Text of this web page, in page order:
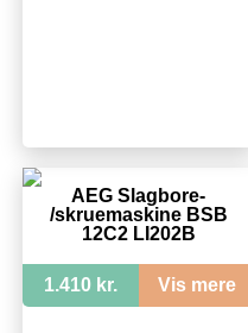
AEG Slagbore-
/skruemaskine BSB
12C2 LI202B
1.410 kr. Vis mere